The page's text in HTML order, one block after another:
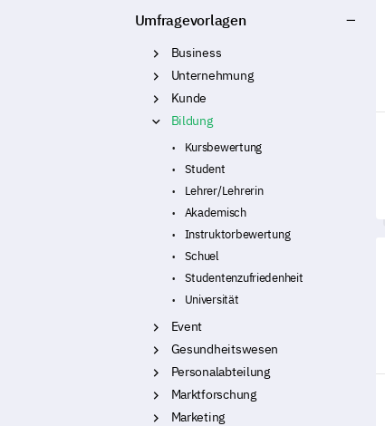
Umfragevorlagen
Business
Unternehmung
Kunde
Bildung
Kursbewertung
Student
Lehrer/Lehrerin
Akademisch
Instruktorbewertung
Schuel
Studentenzufriedenheit
Universität
Event
Gesundheitswesen
Personalabteilung
Marktforschung
Marketing